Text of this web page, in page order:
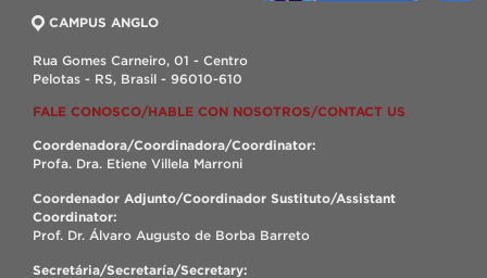
CAMPUS ANGLO
Rua Gomes Carneiro, 01 - Centro
Pelotas - RS, Brasil - 96010-610
FALE CONOSCO/HABLE CON NOSOTROS/CONTACT US
Coordenadora/Coordinadora/Coordinator:
Profa. Dra. Etiene Villela Marroni
Coordenador Adjunto/Coordinador Sustituto/Assistant
Coordinator:
Prof. Dr. Álvaro Augusto de Borba Barreto
Secretária/Secretaría/Secretary: